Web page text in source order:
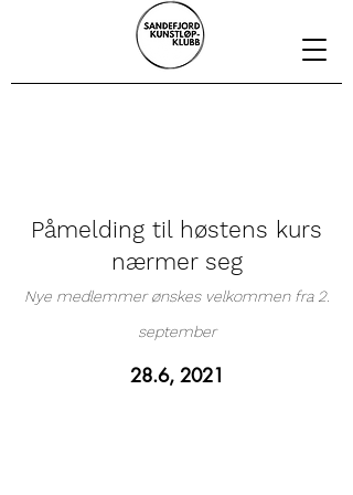
Påmelding til høstens kurs
nærmer seg
Nye medlemmer ønskes velkommen fra 2.
september
28.6, 2021